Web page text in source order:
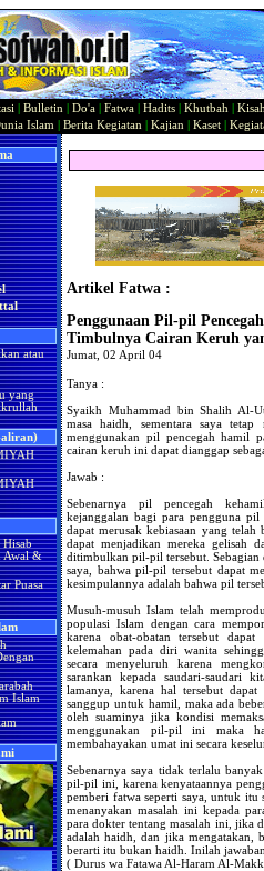
Bulletin Do'a Fatwa Hadits Khutbah
Islam Berita Kegiatan Kajian Kaset|
atau
yang
Hisab
Awal &
Puasa
Islam
Artikel Fatwa :
Penggunaan Pil-pil
Timbulnya Cairan Keruh
Jumat, 02 April 04
Tanya :
Syaikh Muhammad bin Shalih Al-
masa haidh, sementara saya
menggunakan pil pencegah hamil
cairan keruh ini dapat dianggap
Jawab :
Sebenarnya pil pencegah
kejanggalan bagi para pengguna
dapat merusak kebiasaan yang
dapat menjadikan mereka gelisah
ditimbulkan pil-pil tersebut. Sebagian
saya, bahwa pil-pil tersebut dapat
kesimpulannya adalah bahwa pil
Musuh-musuh Islam telah
populasi Islam dengan cara
karena obat-obatan tersebut
kelemahan pada diri wanita
secara menyeluruh karena
sarankan kepada saudari-saudari
lamanya, karena hal tersebut
sanggup untuk hamil, maka ada
oleh suaminya jika kondisi
menggunakan pil-pil ini maka
membahayakan umat ini secara
Sebenarnya saya tidak terlalu
pil-pil ini, karena kenyataannya
pemberi fatwa seperti saya, untuk itu
menanyakan masalah ini kepada
para dokter tentang masalah ini, jika
adalah haidh, dan jika
berarti itu bukan haidh. Inilah
( Durus wa Fatawa Al-Haram Al-